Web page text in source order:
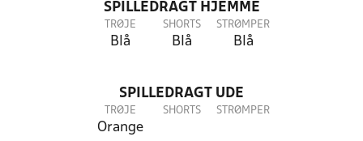
SPILLEDRAGT HJEMME
TRØJE
Blå
SHORTS
Blå
STRØMPER
Blå
SPILLEDRAGT UDE
TRØJE
Orange
SHORTS STRØMPER